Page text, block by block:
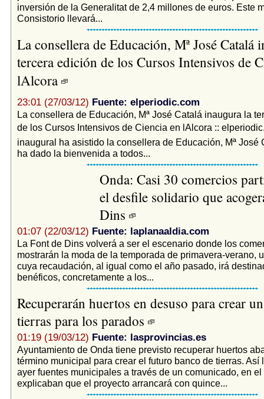
inversión de la Generalitat de 2,4 millones de euros. Este
Consistorio llevará...
La consellera de Educación, Mª José Catalá
tercera edición de los Cursos Intensivos de
lAlcora
23:01 (27/03/12) Fuente: elperiodic.com
La consellera de Educación, Mª José Catalá inaugura la
de los Cursos Intensivos de Ciencia en lAlcora ::
inaugural ha asistido la consellera de Educación, Mª José
ha dado la bienvenida a todos...
Onda: Casi 30 comercios
el desfile solidario que
Dins
01:07 (22/03/12) Fuente: laplanaaldia.com
La Font de Dins volverá a ser el escenario donde los
mostrarán la moda de la temporada de primavera-verano,
cuya recaudación, al igual como el año pasado, irá
benéficos, concretamente a los...
Recuperarán huertos en desuso para crear
tierras para los parados
01:19 (19/03/12) Fuente: lasprovincias.es
Ayuntamiento de Onda tiene previsto recuperar huertos
término municipal para crear el futuro banco de tierras. Así
ayer fuentes municipales a través de un comunicado, en el
explicaban que el proyecto arrancará con quince...